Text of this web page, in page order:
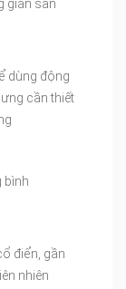
gian sân
dùng động
cần thiết
bình
điển, gần
nhiên